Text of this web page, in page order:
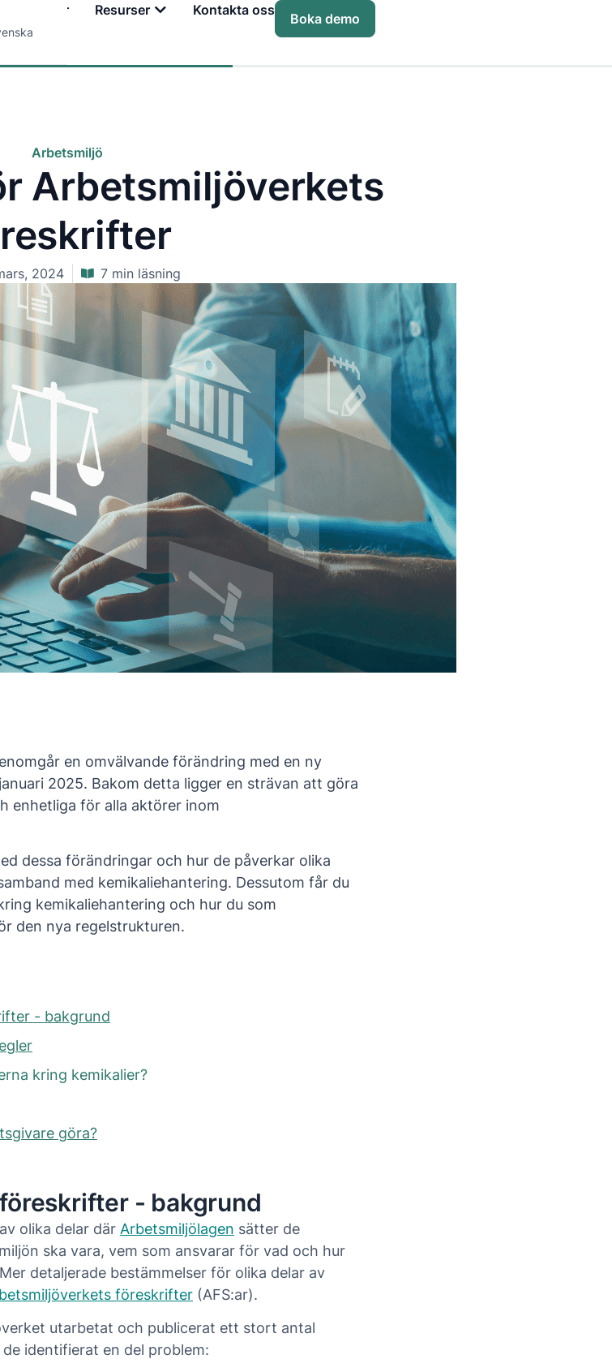
Utbildningar Resurser Kontakta oss
Boka demo
Arbetsmiljö
Arbetsmiljöverkets
2024 7 min läsning
en omvälvande förändring med en ny
2025. Bakom detta ligger en strävan att göra
enhetliga för alla aktörer inom
dessa förändringar och hur de påverkar olika
med kemikaliehantering. Dessutom får du
kemikaliehantering och hur du som
den nya regelstrukturen.
- bakgrund
kring kemikalier?
göra?
- bakgrund
olika delar där Arbetsmiljölagen sätter de
ska vara, vem som ansvarar för vad och hur
detaljerade bestämmelser för olika delar av
föreskrifter (AFS:ar).
utarbetat och publicerat ett stort antal
identifierat en del problem: